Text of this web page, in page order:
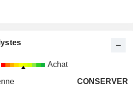
Achat
CONSERVER